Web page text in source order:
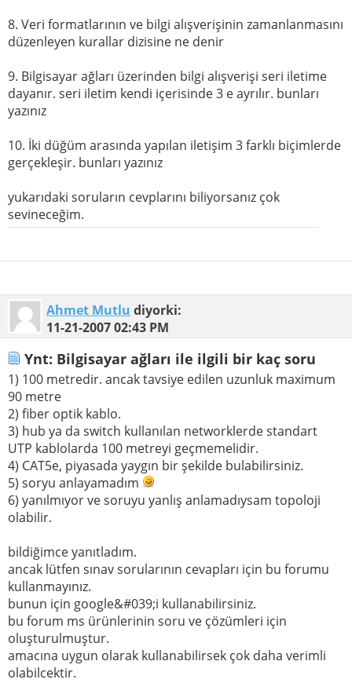
8. Veri formatlarının ve bilgi alışverişinin zamanlanmasını
düzenleyen kurallar dizisine ne denir
9. Bilgisayar ağları üzerinden bilgi alışverişi seri iletime
dayanır. seri iletim kendi içerisinde 3 e ayrılır. bunları
yazınız
10. İki düğüm arasında yapılan iletişim 3 farklı biçimlerde
gerçekleşir. bunları yazınız
yukarıdaki soruların cevplarını biliyorsanız çok
sevineceğim.
Ahmet Mutlu diyorki:
11-21-200702:43 PM
Ynt: Bilgisayar ağları ile ilgili bir kaç soru
1) 100 metredir. ancak tavsiye edilen uzunluk maximum
90 metre
2) fiber optik kablo.
3) hub ya da switch kullanılan networklerde standart
UTP kablolarda 100 metreyi geçmemelidir.
4) CAT5e, piyasada yaygın bir şekilde bulabilirsiniz.
5) soryu anlayamadım
6) yanılmıyor ve soruyu yanlış anlamadıysam topoloji
olabilir.
bildiğimce yanıtladım.
ancak lütfen sınav sorularının cevapları için bu forumu
kullanmayınız.
bunun için google&#039;i kullanabilirsiniz.
bu forum ms ürünlerinin soru ve çözümleri için
oluşturulmuştur.
amacına uygun olarak kullanabilirsek çok daha verimli
olabilcektir.